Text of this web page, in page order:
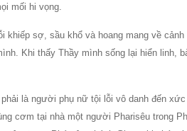
mối hi vọng.
sợ, sầu khổ và hoang mang về cảnh
Khi thấy Thầy mình sống lại hiển linh,
là người phụ nữ tội lỗi vô danh đến
tại nhà một người Pharisêu trong